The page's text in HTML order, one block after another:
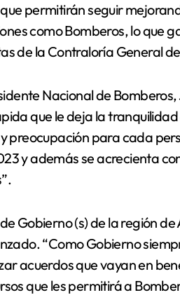
permitirán seguir
como Bomberos, lo que
de la Contraloría General
Nacional de
que le deja la
preocupación para cada
y además se acrecienta
Gobierno (s) de la región
“Como Gobierno
acuerdos que vayan en
que les permitirá a